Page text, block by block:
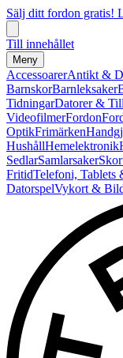
Sälj ditt fordon gratis!
Till innehållet
Meny
AccessoarerAntikt &
BarnskorBarnleksaker
TidningarDatorer &
VideofilmerFordon
OptikFrimärken
HushållHemelektronik
SedlarSamlarsakerSkor
FritidTelefoni, Tablets
DatorspelVykort &